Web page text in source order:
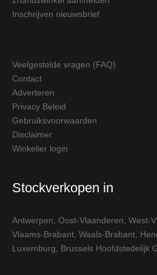
Inschrijven nieuwsbrief
Veelgestelde vragen (FAQ)
Contact
Adverteren
Privacy Beleid
Gebruiksvoorwaarden
Disclaimer
Winkelier login
Stockverkopen in
Antwerpen Oost-Vlaanderen West-
Vlaams-Brabant Waals-Brabant
Luxemburg
Brussels Hoofdstedelijk